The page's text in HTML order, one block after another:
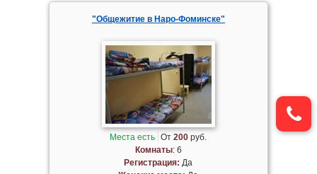
"Общежитие в Наро-Фоминске"
Места есть От200 руб.
Комнаты: 6
Регистрация: Да